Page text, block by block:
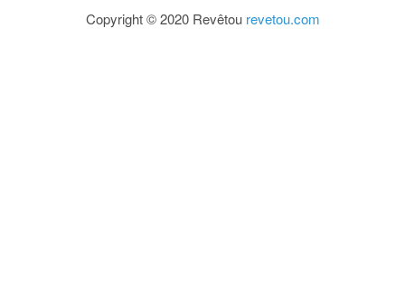
Copyright © 2020 Revêtou revetou.com